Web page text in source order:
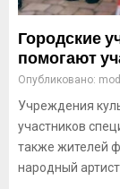
Городские
помогают
Опубликовано:
Учреждения
участников
также жителей
народный